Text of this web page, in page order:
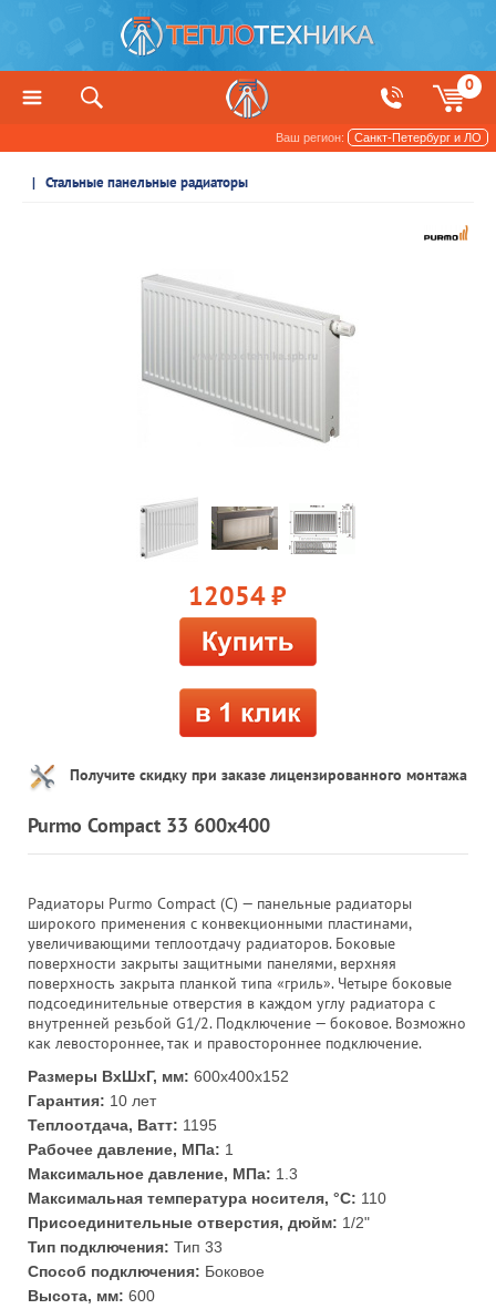
0
Ваш регион: Санкт-Петербург и ЛО
Радиаторы отопления и обогреватели
Стальные панельные радиаторы
12054 руб.
Получите скидку при заказе лицензированного монтажа
Purmo Compact 33 600x400
Радиаторы Purmo Compact (C) — панельные радиаторы
широкого применения с конвекционными пластинами,
увеличивающими теплоотдачу радиаторов. Боковые
поверхности закрыты защитными панелями, верхняя
поверхность закрыта планкой типа «гриль». Четыре боковые
подсоединительные отверстия в каждом углу радиатора с
внутренней резьбой G1/2. Подключение — боковое. Возможно
как левостороннее, так и правостороннее подключение.
Размеры ВхШхГ, мм: 600x400x152
Гарантия: 10 лет
Теплоотдача, Ватт: 1195
Рабочее давление, МПа: 1
Максимальное давление, МПа: 1.3
Максимальная температура носителя, °С: 110
Присоединительные отверстия, дюйм: 1/2"
Тип подключения: Тип 33
Способ подключения: Боковое
Высота, мм: 600